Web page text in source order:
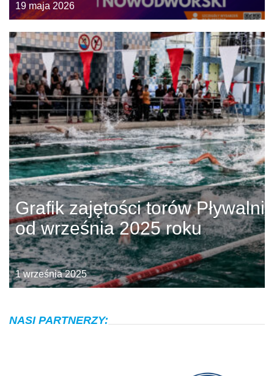
19 maja 2026
Grafik zajętości torów Pływalni
od września 2025 roku
1 września 2025
NASI PARTNERZY: